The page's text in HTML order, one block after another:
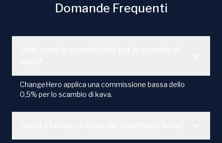
Domande Frequenti
ChangeHero applica una commissione bassa dello
0,5% per lo scambio di kava.